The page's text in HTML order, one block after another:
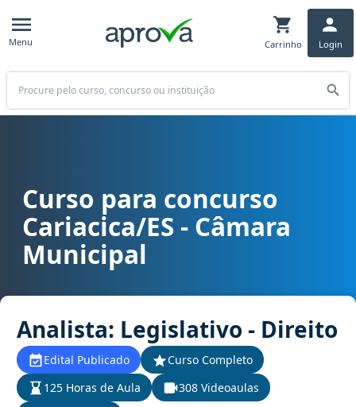
Menu Carrinho Login
Buscar
Curso para concurso Cariacica/ES - Câmara Municipal cargo
Curso para concurso
Cariacica/ES - Câmara
Municipal
Analista: Legislativo - Direito
Edital Publicado
Curso Completo
125 Horas de Aula
308 Videoaulas